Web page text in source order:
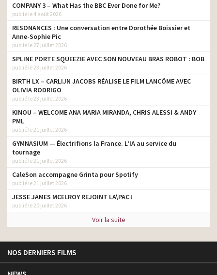
COMPANY 3 – What Has the BBC Ever Done for Me?
publié le 4 août 2026
RESONANCES : Une conversation entre Dorothée Boissier et
Anne-Sophie Pic
publié le 27 juillet 2026
SPLINE PORTE SQUEEZIE AVEC SON NOUVEAU BRAS ROBOT : BOB
publié le 23 juillet 2026
BIRTH LX – CARLIJN JACOBS RÉALISE LE FILM LANCÔME AVEC
OLIVIA RODRIGO
publié le 23 juillet 2026
KINOU – WELCOME ANA MARIA MIRANDA, CHRIS ALESSI & ANDY
PML
publié le 21 juillet 2026
GYMNASIUM — Électrifions la France. L’IA au service du
tournage
publié le 21 juillet 2026
CaleSon accompagne Grinta pour Spotify
publié le 21 juillet 2026
JESSE JAMES MCELROY REJOINT LA\PAC !
publié le 20 juillet 2026
Voir la suite
NOS DERNIERS FILMS